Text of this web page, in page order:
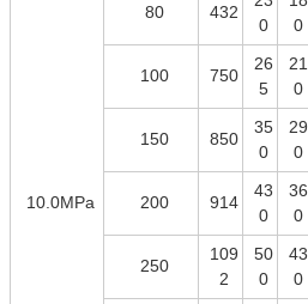
10.0MPa
80 432
0
0
100 750
26
5
21
0
150 850
35
0
29
0
200 914
43
0
36
0
250
109
2
50
0
43
0